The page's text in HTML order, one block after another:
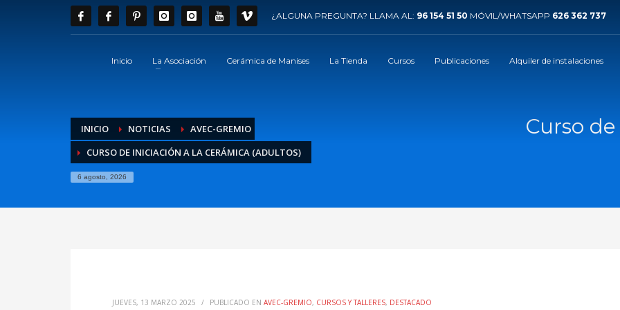
¿ALGUNA PREGUNTA? LLAMA AL: 96 154 51 50 MÓVIL/WHATSAPP 626 362 737
Inicio La Asociación Cerámica de Manises La Tienda Cursos Publicaciones Alquiler de instalaciones
INICIO NOTICIAS
AVEC-GREMIO
CURSO DE INICIACIÓN A LA CERÁMICA (ADULTOS)
6 agosto, 2026
Curso
JUEVES, 13 MARZO 2025 / PUBLICADO EN AVEC-GREMIO, CURSOS Y TALLERES, DESTACADO